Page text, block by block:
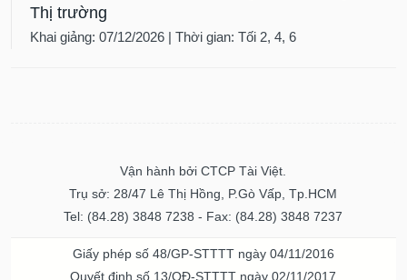
Thị trường
Khai giảng: 07/12/2026 | Thời gian: Tối 2, 4, 6
Vận hành bởi CTCP Tài Việt.
Trụ sở: 28/47 Lê Thị Hồng, P.Gò Vấp, Tp.HCM
Tel: (84.28) 3848 7238 - Fax: (84.28) 3848 7237
Giấy phép số 48/GP-STTTT ngày 04/11/2016
Quyết định số 13/QĐ-STTTT ngày 02/11/2017